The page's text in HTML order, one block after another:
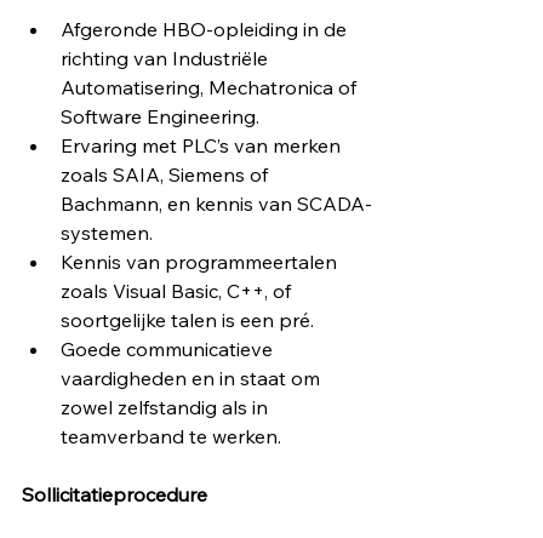
Afgeronde HBO-opleiding in de
richting van Industriële
Automatisering, Mechatronica of
Software Engineering.
Ervaring met PLC’s van merken
zoals SAIA, Siemens of
Bachmann, en kennis van SCADA-
systemen.
Kennis van programmeertalen
zoals Visual Basic, C++, of
soortgelijke talen is een pré.
Goede communicatieve
vaardigheden en in staat om
zowel zelfstandig als in
teamverband te werken.
Sollicitatieprocedure